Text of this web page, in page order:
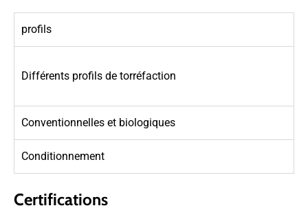
profils
Différents profils de torréfaction
Conventionnelles et biologiques
Conditionnement
Certifications